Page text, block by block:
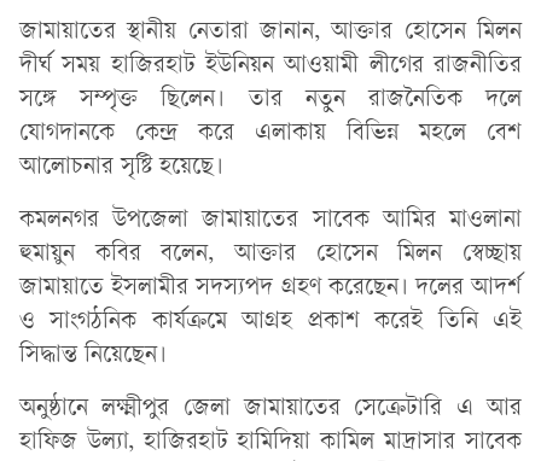
জামায়াতের স্থানীয় নেতারা জানান, আক্তার হোসেন মিলন
দীর্ঘ সময় হাজিরহাট ইউনিয়ন আওয়ামী লীগের রাজনীতির
সঙ্গে সম্পৃক্ত ছিলেন। তার নতুন রাজনৈতিক দলে
যোগদানকে কেন্দ্র করে এলাকায় বিভিন্ন মহলে বেশ
আলোচনার সৃষ্টি হয়েছে।
কমলনগর উপজেলা জামায়াতের সাবেক আমির মাওলানা
হুমায়ুন কবির বলেন, আক্তার হোসেন মিলন স্বেচ্ছায়
জামায়াতে ইসলামীর সদস্যপদ গ্রহণ করেছেন। দলের আদর্শ
ও সাংগঠনিক কার্যক্রমে আগ্রহ প্রকাশ করেই তিনি এই
সিদ্ধান্ত নিয়েছেন।
অনুষ্ঠানে লক্ষ্মীপুর জেলা জামায়াতের সেক্রেটারি এ আর
হাফিজ উল্যা, হাজিরহাট হামিদিয়া কামিল মাদ্রাসার সাবেক